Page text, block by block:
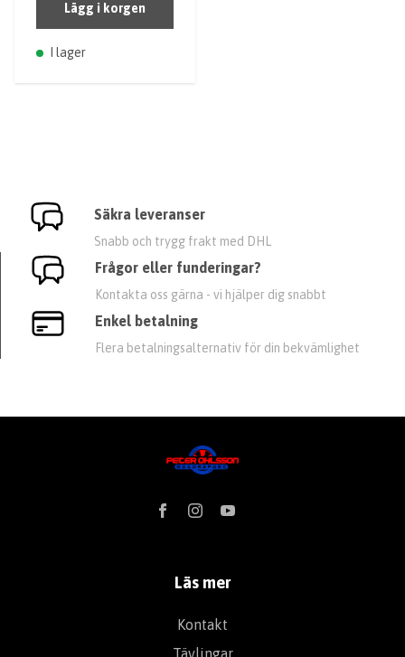
Lägg i korgen
I lager
Säkra leveranser
Snabb och trygg frakt med DHL
Frågor eller funderingar?
Kontakta oss gärna - vi hjälper dig snabbt
Enkel betalning
Flera betalningsalternativ för din bekvämlighet
Läs mer
Kontakt
Tävlingar